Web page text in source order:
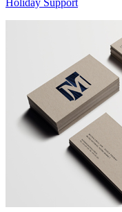
Holiday Support